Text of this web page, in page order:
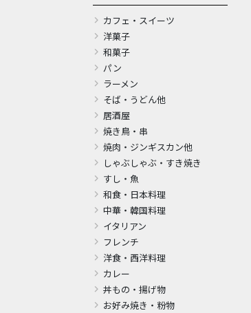
カフェ・スイーツ
洋菓子
和菓子
パン
ラーメン
そば・うどん他
居酒屋
焼き鳥・串
焼肉・ジンギスカン他
しゃぶしゃぶ・すき焼き
すし・魚
和食・日本料理
中華・韓国料理
イタリアン
フレンチ
洋食・西洋料理
カレー
丼もの・揚げ物
お好み焼き・粉物